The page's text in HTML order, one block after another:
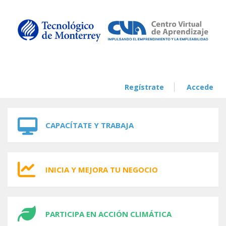
Regístrate Accede
CAPACÍTATE Y TRABAJA
INICIA Y MEJORA TU NEGOCIO
PARTICIPA EN ACCIÓN CLIMÁTICA